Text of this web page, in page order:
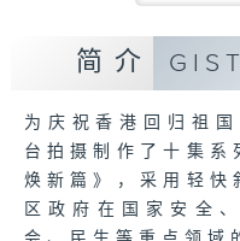
简介 GIST
为庆祝香港回归祖
台拍摄制作了十集系
焕新篇》，采用轻快
区政府在国家安全